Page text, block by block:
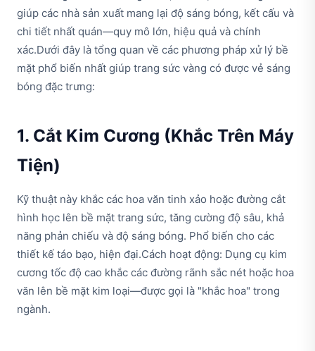
giúp các nhà sản xuất mang lại độ sáng bóng, kết cấu và
chi tiết nhất quán—quy mô lớn, hiệu quả và chính
xác.Dưới đây là tổng quan về các phương pháp xử lý bề
mặt phổ biến nhất giúp trang sức vàng có được vẻ sáng
bóng đặc trưng:
1. Cắt Kim Cương (Khắc Trên Máy
Tiện)
Kỹ thuật này khắc các hoa văn tinh xảo hoặc đường cắt
hình học lên bề mặt trang sức, tăng cường độ sâu, khả
năng phản chiếu và độ sáng bóng. Phổ biến cho các
thiết kế táo bạo, hiện đại.Cách hoạt động: Dụng cụ kim
cương tốc độ cao khắc các đường rãnh sắc nét hoặc hoa
văn lên bề mặt kim loại—được gọi là "khắc hoa" trong
ngành.